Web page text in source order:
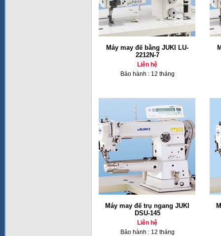
Máy may đế bằng JUKI LU-
2212N-7
Liên hệ
Bảo hành : 12 tháng
Máy may đế trụ ngang JUKI
DSU-145
Liên hệ
Bảo hành : 12 tháng